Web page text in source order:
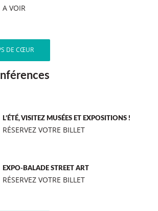
A VOIR
DE CŒUR
L’ÉTÉ, VISITEZ MUSÉES ET EXPOSITIONS !
RÉSERVEZ VOTRE BILLET
EXPO-BALADE STREET ART
RÉSERVEZ VOTRE BILLET